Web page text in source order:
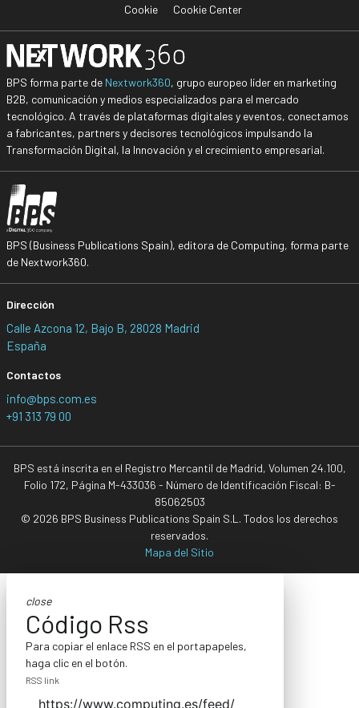
Cookie
Cookie Center
BPS forma parte de Nextwork360, grupo europeo líder en marketing
B2B, comunicación y medios especializados para el mercado
tecnológico. A través de plataformas digitales y eventos, conectamos
a fabricantes, partners y decisores tecnológicos impulsando la
Transformación Digital, la Innovación y el crecimiento empresarial.
BPS (Business Publications Spain), editora de Computing, forma parte
de Nextwork360.
Dirección
Calle Azcona 12, Bajo B, 28028 Madrid
España
Contactos
info@bps.com.es
+91 313 79 00
BPS está inscrita en el Registro Mercantil de Madrid, Volumen 24.100,
Folio 172, Página M-433036 - Número de Identificación Fiscal: B-
85062503
© 2026 BPS Business Publications Spain S.L. Todos los derechos
reservados.
Mapa del Sitio
close
Código Rss
Para copiar el enlace RSS en el portapapeles,
haga clic en el botón.
RSS link